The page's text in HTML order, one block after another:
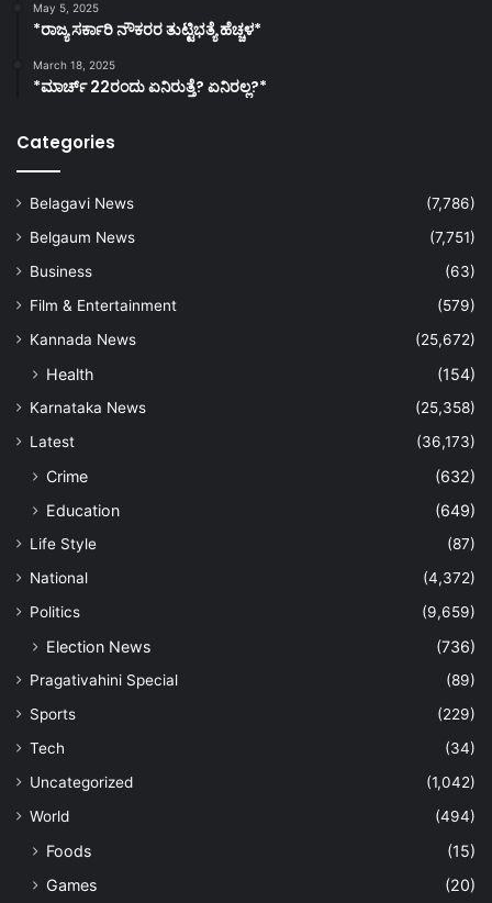
May 5, 2025
*ರಾಜ್ಯ ಸರ್ಕಾರಿ ನೌಕರರ ತುಟ್ಟಿಭತ್ಯೆ ಹೆಚ್ಚಳ*
March 18, 2025
*ಮಾರ್ಚ್ 22ರಂದು ಏನಿರುತ್ತೆ? ಏನಿರಲ್ಲ?*
Categories
Belagavi News
(7,786)
Belgaum News
(7,751)
Business
(63)
Film & Entertainment
(579)
Kannada News
(25,672)
Health (154)
Karnataka News
(25,358)
Latest
(36,173)
Crime
(632)
Education
(649)
Life Style
(87)
National
(4,372)
Politics
(9,659)
Election News (736)
Pragativahini Special
(89)
Sports
(229)
Tech
(34)
Uncategorized
(1,042)
World
(494)
Foods
(15)
Games
(20)